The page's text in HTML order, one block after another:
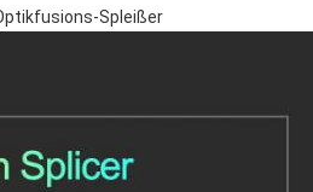
Spleißer